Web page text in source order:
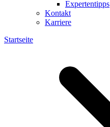
Expertentipps
Kontakt
Karriere
Startseite